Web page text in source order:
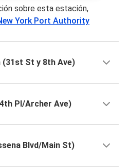
sobre esta estación,
York Port Authority
(31st St y 8th Ave)
Pl/Archer Ave)
Blvd/Main St)